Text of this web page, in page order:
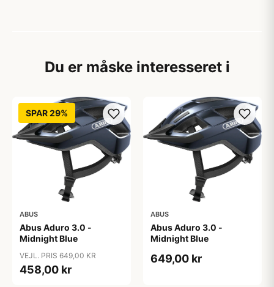
Du er måske interesseret i
SPAR 29%
ABUS
Abus Aduro 3.0 -
Midnight Blue
VEJL. PRIS 649,00 KR
458,00 kr
ABUS
Abus Aduro 3.0 -
Midnight Blue
649,00 kr